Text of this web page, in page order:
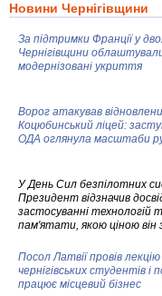
Новини Чернігівщини
За підтримки Франції у
Чернігівщини
модернізовані укриття
Ворог атакував
Коцюбинський ліцей:
ОДА оглянула масштаби
У День Сил безпілотних
Президент відзначив
застосуванні технологій
пам'ятати, якою ціною він
Посол Латвії провів
чернігівських студентів і
працює місцевий бізнес